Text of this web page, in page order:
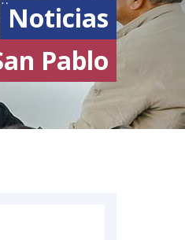
Noticias
Pablo